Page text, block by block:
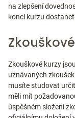
na zlepšení
konci kurzu
Zkouškové kurzy
uznávaných
musíte studovat
měli mít
úspěšném složení